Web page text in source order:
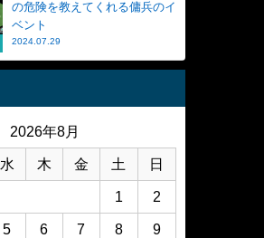
の危険を教えてくれる傭兵のイ
ベント
2024.07.29
2026年8月
水 木 金 土 日
1 2
5 6 7 8 9